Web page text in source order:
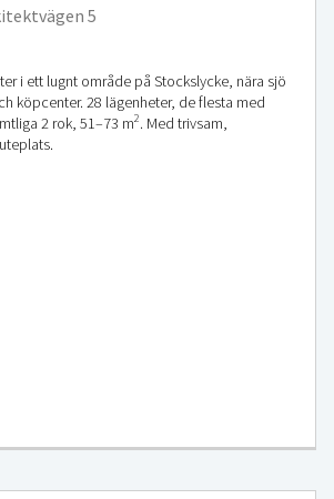
5
i ett lugnt område på Stockslycke, nära sjö
köpcenter. 28 lägenheter, de flesta med
2 rok, 51–73 m2. Med trivsam,